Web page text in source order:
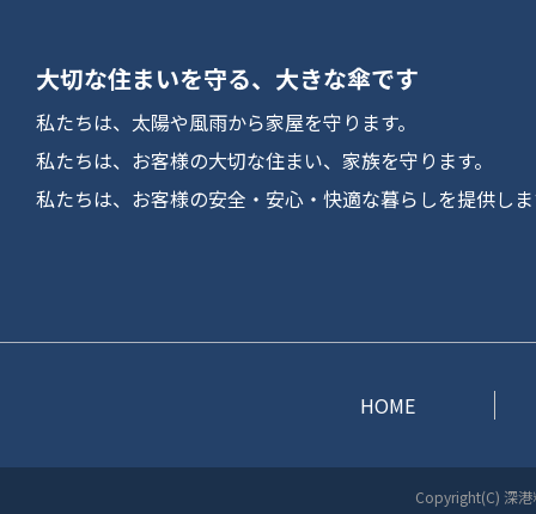
大切な住まいを守る、大きな傘です
私たちは、太陽や風雨から家屋を守ります。
私たちは、お客様の大切な住まい、家族を守ります。
私たちは、お客様の安全・安心・快適な暮らしを提供し
HOME
Copyright(C) 深